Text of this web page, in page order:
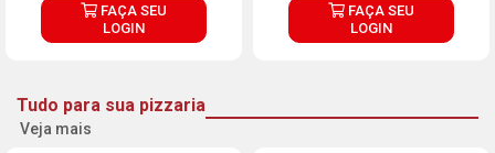
FAÇA SEU
LOGIN
FAÇA SEU
LOGIN
Tudo para sua pizzaria
Veja mais